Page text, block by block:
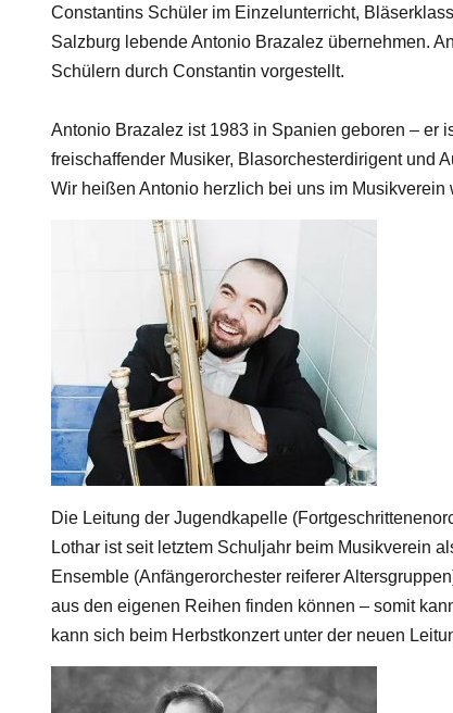
Constantins Schüler im Einzelunterricht,
Salzburg lebende Antonio Brazalez übernehmen.
Schülern durch Constantin vorgestellt.
Antonio Brazalez ist 1983 in Spanien geboren – er
freischaffender Musiker, Blasorchesterdirigent und
Wir heißen Antonio herzlich bei uns im Musikverein
Die Leitung der Jugendkapelle
Lothar ist seit letztem Schuljahr beim Musikverein
Ensemble (Anfängerorchester reiferer
aus den eigenen Reihen finden können – somit
kann sich beim Herbstkonzert unter der neuen